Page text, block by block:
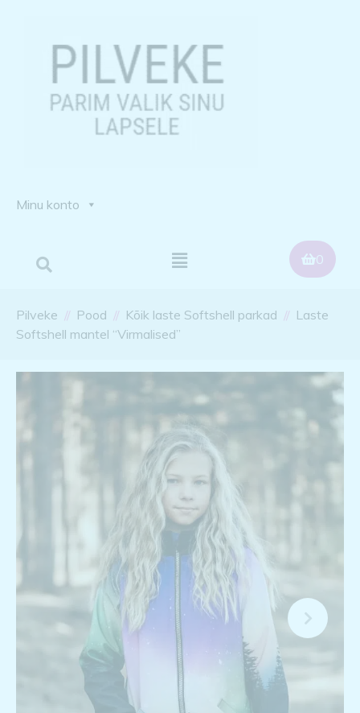
Minu konto
0
Pilveke Pood Kõik laste Softshell parkad
Laste
Softshell mantel “Virmalised”